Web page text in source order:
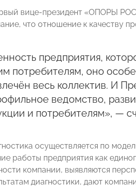
вице-президент «ОПОРЫ
что отношение к качеству
предприятия,
потребителям, оно
весь коллектив. И
ведомство,
и потребителям», —
осуществляется по
работы предприятия как
компании, выявляются
диагностики, дают